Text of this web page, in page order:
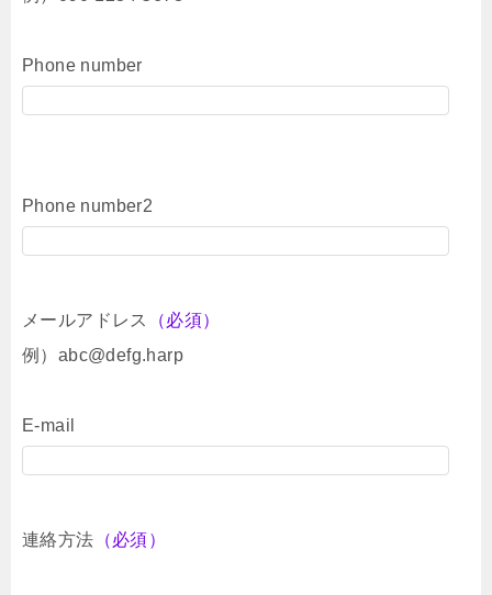
Phone number
Phone number2
メールアドレス
（必須）
例）abc@defg.harp
E-mail
連絡方法 （必須）